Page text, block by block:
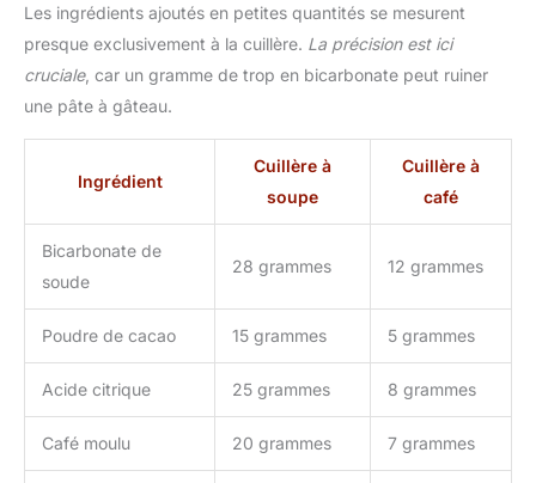
Les ingrédients ajoutés en petites quantités se mesurent
presque exclusivement à la cuillère. La précision est ici
cruciale, car un gramme de trop en bicarbonate peut ruiner
une pâte à gâteau.
Ingrédient
Cuillère à
soupe
Cuillère à
café
Bicarbonate de
soude
28 grammes 12 grammes
Poudre de cacao 15 grammes 5 grammes
Acide citrique 25 grammes 8 grammes
Café moulu 20 grammes 7 grammes